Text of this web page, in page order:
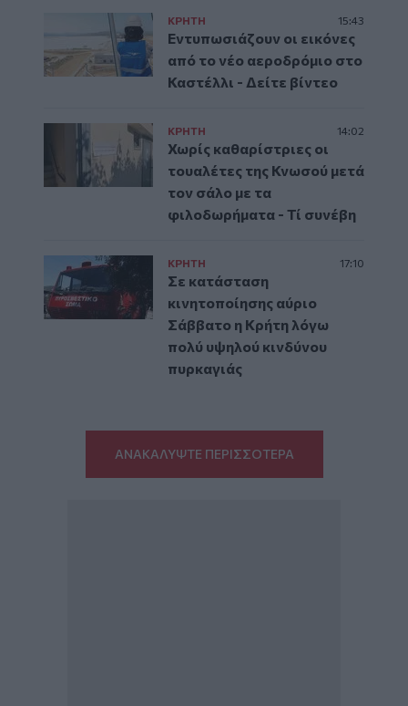
ΚΡΗΤΗ 15:43
Εντυπωσιάζουν οι εικόνες
από το νέο αεροδρόμιο στο
Καστέλλι - Δείτε βίντεο
ΚΡΗΤΗ 14:02
Χωρίς καθαρίστριες οι
τουαλέτες της Κνωσού μετά
τον σάλο με τα
φιλοδωρήματα - Τί συνέβη
ΚΡΗΤΗ 17:10
Σε κατάσταση
κινητοποίησης αύριο
Σάββατο η Κρήτη λόγω
πολύ υψηλού κινδύνου
πυρκαγιάς
ΑΝΑΚΑΛΥΨΤΕ ΠΕΡΙΣΣΟΤΕΡΑ